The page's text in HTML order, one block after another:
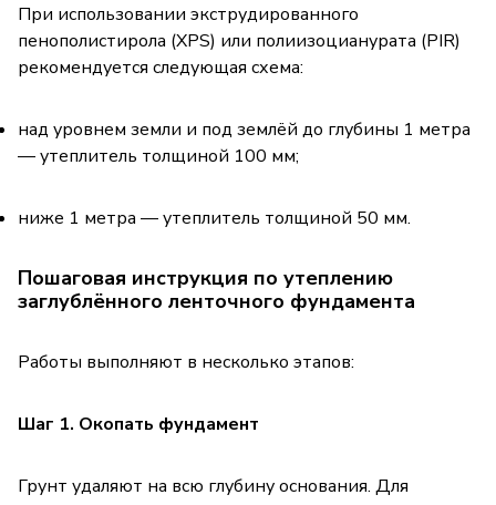
При использовании экструдированного
пенополистирола (XPS) или полиизоцианурата (PIR)
рекомендуется следующая схема:
над уровнем земли и под землёй до глубины 1 метра
— утеплитель толщиной 100 мм;
ниже 1 метра — утеплитель толщиной 50 мм.
Пошаговая инструкция по утеплению
заглублённого ленточного фундамента
Работы выполняют в несколько этапов:
Шаг 1. Окопать фундамент
Грунт удаляют на всю глубину основания. Для